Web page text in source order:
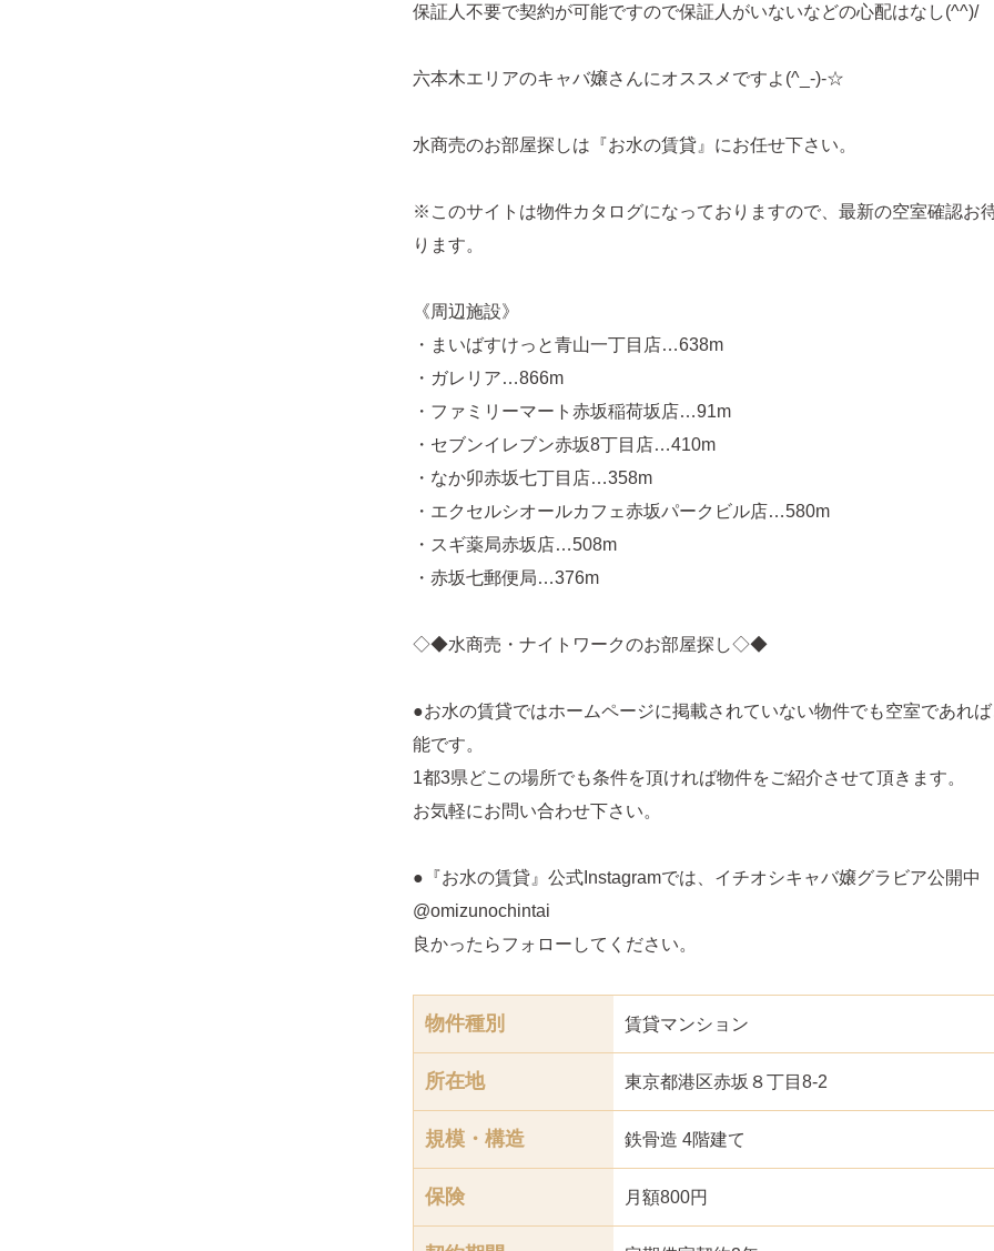
保証人不要で契約が可能ですので保証人がいないなどの心配はなし(^^)/
六本木エリアのキャバ嬢さんにオススメですよ(^_-)-☆
水商売のお部屋探しは『お水の賃貸』にお任せ下さい。
※このサイトは物件カタログになっておりますので、最新の空室確認お
ります。
《周辺施設》
・まいばすけっと青山一丁目店…638m
・ガレリア…866m
・ファミリーマート赤坂稲荷坂店…91m
・セブンイレブン赤坂8丁目店…410m
・なか卯赤坂七丁目店…358m
・エクセルシオールカフェ赤坂パークビル店…580m
・スギ薬局赤坂店…508m
・赤坂七郵便局…376m
◇◆水商売・ナイトワークのお部屋探し◇◆
●お水の賃貸ではホームページに掲載されていない物件でも空室であれ
能です。
1都3県どこの場所でも条件を頂ければ物件をご紹介させて頂きます。
お気軽にお問い合わせ下さい。
●『お水の賃貸』公式Instagramでは、イチオシキャバ嬢グラビア公開中
@omizunochintai
良かったらフォローしてください。
物件種別 賃貸マンション
所在地 東京都港区赤坂８丁目8-2
規模・構造 鉄骨造 4階建て
保険 月額800円